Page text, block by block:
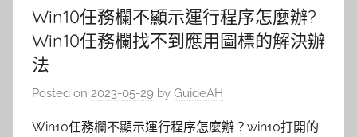
Win10任務欄不顯示運行程序怎麼辦?
Win10任務欄找不到應用圖標的解決辦
法
Posted on 2023-05-29 by GuideAH
Win10任務欄不顯示運行程序怎麼辦？win10打開的